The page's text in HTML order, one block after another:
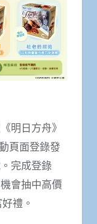
明日方舟》
頁面登錄發
完成登錄
會抽中高價
禮。